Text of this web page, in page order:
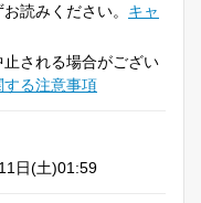
読みください。 キャ
される場合がござい
する注意事項
日(土)01:59